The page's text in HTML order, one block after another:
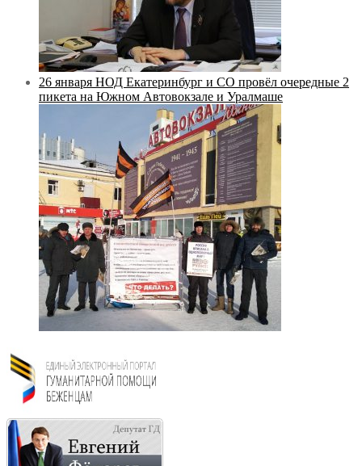
26 января НОД Екатеринбург и СО провёл очередные 2
пикета на Южном Автовокзале и Уралмаше